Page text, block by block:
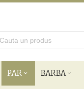
PAR BARBA